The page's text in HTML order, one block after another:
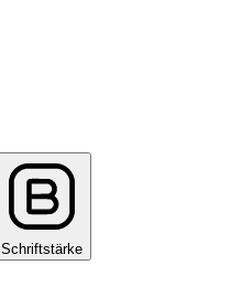
Schriftstärke